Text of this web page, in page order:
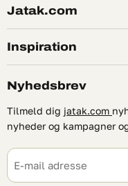
Jatak.com
Inspiration
Nyhedsbrev
Tilmeld dig jatak.com
nyheder og kampagner
E-mail adresse